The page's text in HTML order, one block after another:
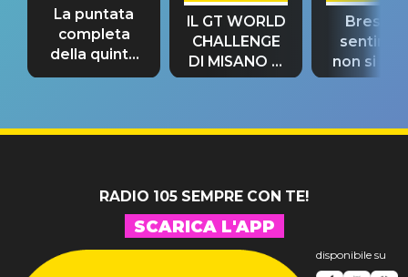
La puntata
completa
della quinta
tappa
IL GT WORLD
CHALLENGE
DI MISANO si
riconferma
Bresh:
non si
fino alla
RADIO 105 SEMPRE CON TE!
SCARICA L'APP
disponibile su